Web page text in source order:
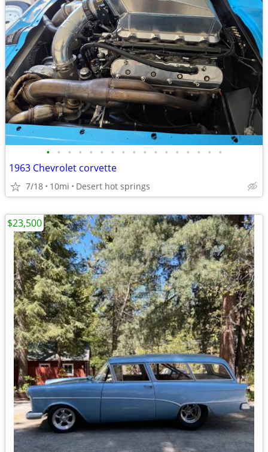
• • • • • • • • • • • • • • • • •
1963 Chevrolet corvette
7/18 10mi Desert hot springs
$23,500